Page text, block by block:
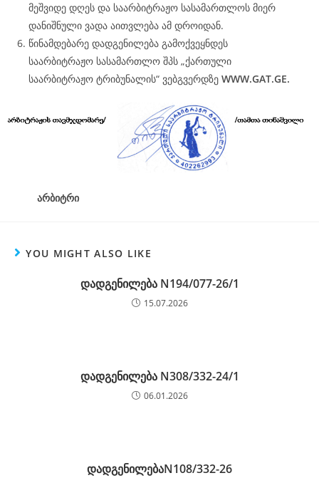
მეშვიდე დღეს და საარბიტრაჟო სასამართლოს მიერ
დანიშნული ვადა აითვლება ამ დროიდან.
წინამდებარე დადგენილება გამოქვეყნდეს
საარბიტრაჟო სასამართლო შპს „ქართული
საარბიტრაჟო ტრიბუნალის“ ვებგვერდზე WWW.GAT.GE.
არბიტრი
YOU MIGHT ALSO LIKE
დადგენილება N194/077-26/1
15.07.2026
დადგენილება N308/332-24/1
06.01.2026
დადგენილებაN108/332-26